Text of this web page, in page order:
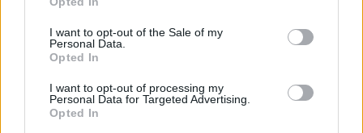
I want to opt-out of the Sale of my
Personal Data.
Opted In
I want to opt-out of processing my
Personal Data for Targeted Advertising.
Opted In
cresce solo con la quota versata dall’azienda. Il
sistema mantiene comunque la copertura
previdenziale e consente di continuare a maturare
di vecchiaia.